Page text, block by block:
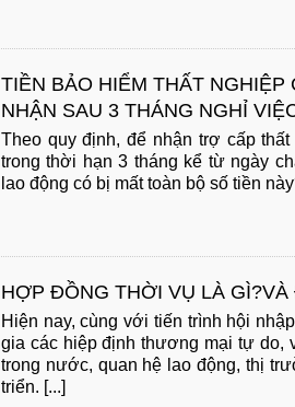
TIỀN BẢO HIỂM THẤT
NHẬN SAU 3 THÁNG NGHỈ
Theo quy định, để nhận trợ cấp
trong thời hạn 3 tháng kể từ ngày
lao động có bị mất toàn bộ số tiền
HỢP ĐỒNG THỜI VỤ LÀ
Hiện nay, cùng với tiến trình hội
gia các hiệp định thương mại tự do,
trong nước, quan hệ lao động, thị
triển. [...]